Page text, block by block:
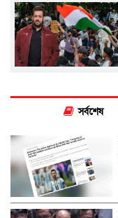
সর্বশেষ